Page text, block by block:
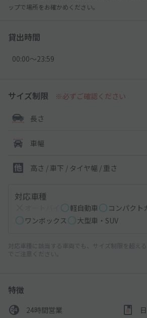
ップで場所をお確かめください。
貸出時間
00:00〜23:59
サイズ制限 ※必ずご確認ください
長さ
車幅
高さ / 車下 / タイヤ幅 / 重さ
対応車種
軽自動車 コンパクト
ワンボックス
大型車・SUV
対応車種に該当する車両でも、サイズ制限を超え
でご注意ください。
特徴
24時間営業